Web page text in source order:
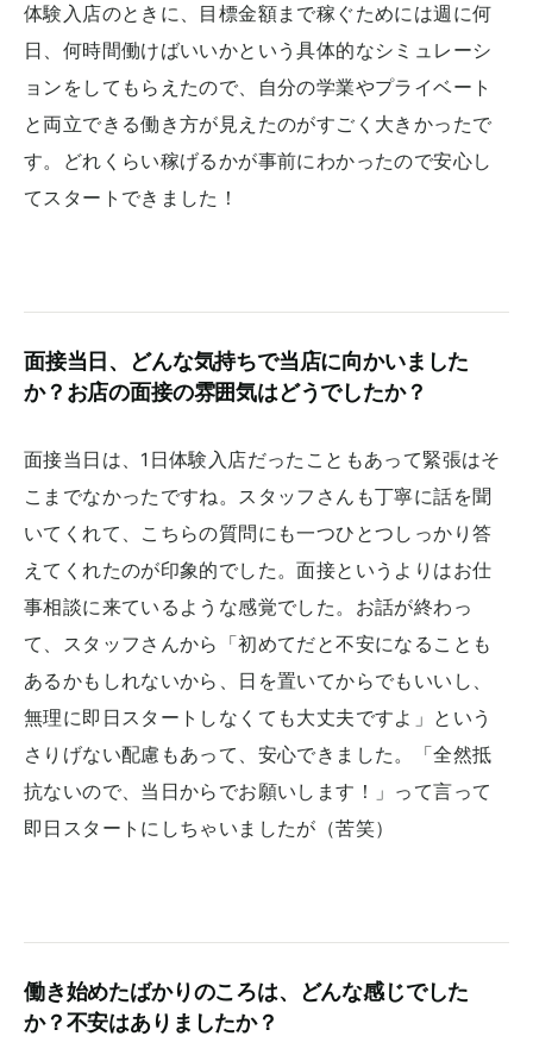
体験入店のときに、目標金額まで稼ぐためには週に何
日、何時間働けばいいかという具体的なシミュレーシ
ョンをしてもらえたので、自分の学業やプライベート
と両立できる働き方が見えたのがすごく大きかったで
す。どれくらい稼げるかが事前にわかったので安心し
てスタートできました！
面接当日、どんな気持ちで当店に向かいました
か？お店の面接の雰囲気はどうでしたか？
面接当日は、1日体験入店だったこともあって緊張はそ
こまでなかったですね。スタッフさんも丁寧に話を聞
いてくれて、こちらの質問にも一つひとつしっかり答
えてくれたのが印象的でした。面接というよりはお仕
事相談に来ているような感覚でした。お話が終わっ
て、スタッフさんから「初めてだと不安になることも
あるかもしれないから、日を置いてからでもいいし、
無理に即日スタートしなくても大丈夫ですよ」という
さりげない配慮もあって、安心できました。「全然抵
抗ないので、当日からでお願いします！」って言って
即日スタートにしちゃいましたが（苦笑）
働き始めたばかりのころは、どんな感じでした
か？不安はありましたか？